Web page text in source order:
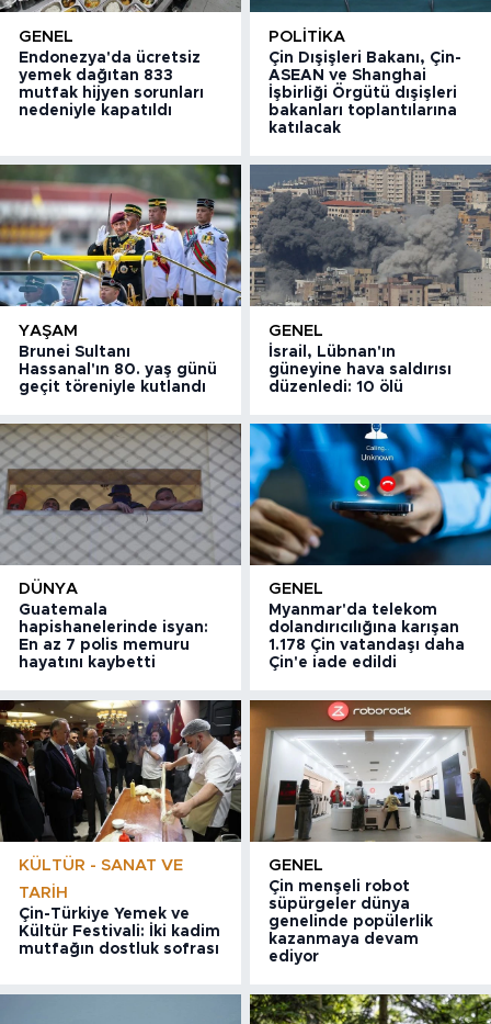
GENEL
Endonezya'da ücretsiz
yemek dağıtan 833
mutfak hijyen sorunları
nedeniyle kapatıldı
POLITIKA
Çin Dışişleri Bakanı, Çin-
ASEAN ve Shanghai
İşbirliği Örgütü dışişleri
bakanları toplantılarına
katılacak
YAŞAM
Brunei Sultanı
Hassanal'ın 80. yaş günü
geçit töreniyle kutlandı
GENEL
İsrail, Lübnan'ın
güneyine hava saldırısı
düzenledi: 10 ölü
DÜNYA
Guatemala
hapishanelerinde isyan:
En az 7 polis memuru
hayatını kaybetti
GENEL
Myanmar'da telekom
dolandırıcılığına karışan
1.178 Çin vatandaşı daha
Çin'e iade edildi
KÜLTÜR - SANAT VE
TARIH
Çin-Türkiye Yemek ve
Kültür Festivali: İki kadim
mutfağın dostluk sofrası
GENEL
Çin menşeli robot
süpürgeler dünya
genelinde popülerlik
kazanmaya devam
ediyor